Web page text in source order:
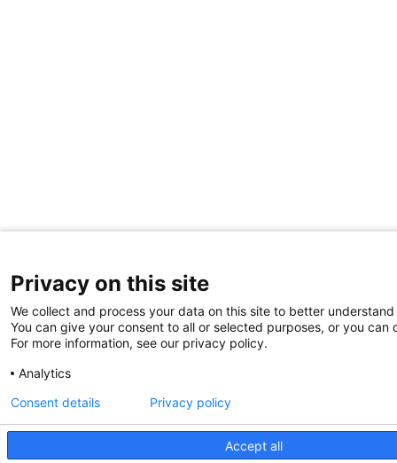
Privacy on this site
We collect and process your data on this site to better
You can give your consent to all or selected purposes, or you can
For more information, see our privacy policy.
Analytics
Accept all
Consent details Privacy policy